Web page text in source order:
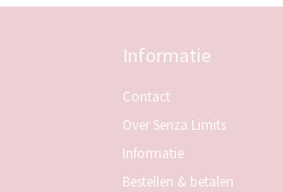
Informatie
Contact
Over Senza Limits
Informatie
Bestellen & betalen